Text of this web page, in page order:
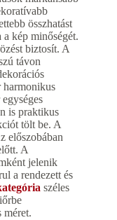
összhatást
kép minőségét.
biztosít. A
távon
harmonikus
is praktikus
tölt be. A
előszobában
A
jelenik
a rendezett és
széles
méret.